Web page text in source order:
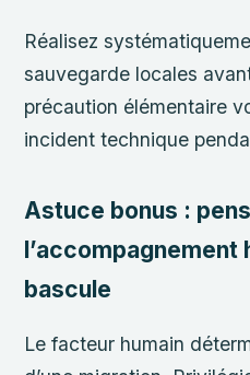
Réalisez
sauvegarde locales
précaution élémentaire
incident technique
Astuce bonus :
l’accompagnement
bascule
Le facteur humain